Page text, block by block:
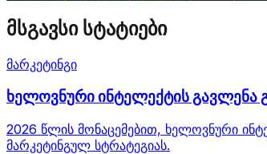
მსგავსი სტატიები
მარკეტინგი
ხელოვნური ინტელექტის გავლენა
2026 წლის მონაცემებით, ხელოვნური
მარკეტინგულ სტრატეგიას.